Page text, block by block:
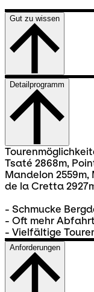
Gut zu wissen
Detailprogramm
Tsaté 2868m,
Mandelon 2559m,
de la Cretta
- Schmucke
- Oft mehr
- Vielfältige
Anforderungen